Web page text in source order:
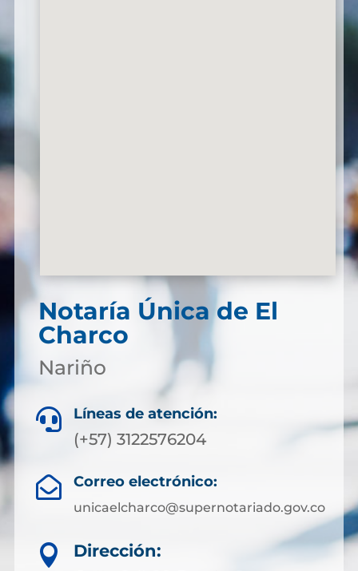
Notaría Única de El
Charco
Nariño
 Líneas de atención:
(+57) 3122576204
 Correo electrónico:
unicaelcharco@supernotariado.gov.co

Dirección: